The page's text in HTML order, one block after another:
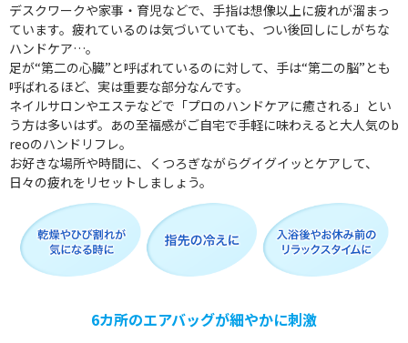
デスクワークや家事・育児などで、手指は想像以上に疲れが溜まっ
ています。疲れているのは気づいていても、つい後回しにしがちな
ハンドケア…。
足が“第二の心臓”と呼ばれているのに対して、手は“第二の脳”とも
呼ばれるほど、実は重要な部分なんです。
ネイルサロンやエステなどで「プロのハンドケアに癒される」とい
う方は多いはず。あの至福感がご自宅で手軽に味わえると大人気のb
reoのハンドリフレ。
お好きな場所や時間に、くつろぎながらグイグイッとケアして、
日々の疲れをリセットしましょう。
6カ所のエアバッグが細やかに刺激